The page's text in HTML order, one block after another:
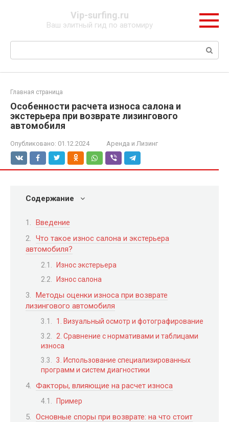
Vip-surfing.ru
Ваш элитный гид по автомиру
Поиск:
Главная страница
Особенности расчета износа салона и
экстерьера при возврате лизингового
автомобиля
Опубликовано: 01.12.2024 Аренда и Лизинг
Содержание
Введение
Что такое износ салона и экстерьера
автомобиля?
Износ экстерьера
Износ салона
Методы оценки износа при возврате
лизингового автомобиля
1. Визуальный осмотр и фотографирование
2. Сравнение с нормативами и таблицами
износа
3. Использование специализированных
программ и систем диагностики
Факторы, влияющие на расчет износа
Пример
Основные споры при возврате: на что стоит